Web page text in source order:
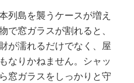
列島を襲うケースが増え
で窓ガラスが割れると、
が濡れるだけでなく、屋
なりかねません。シャッ
窓ガラスをしっかりと守